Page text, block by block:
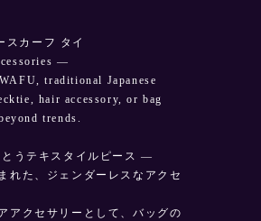
カーフ タイ
—
traditional Japanese
hair accessory, or bag
trends.
うテキスタイルピース —
れた、ジェンダーレスなアクセ
アクセサリーとして、バッグの